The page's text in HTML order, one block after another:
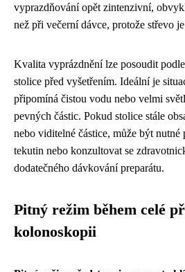
vyprazdňování opět zintenzivní,
než při večerní dávce, protože střevo
Kvalita vyprázdnění lze posoudit
stolice před vyšetřením. Ideální je
připomíná čistou vodu nebo velmi
pevných částic. Pokud stolice stále
nebo viditelné částice, může být
tekutin nebo konzultovat se
dodatečného dávkování preparátu.
Pitný režim během celé
kolonoskopii